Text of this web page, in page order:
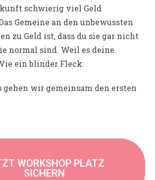
schwierig viel Geld
Gemeine an den unbewussten
zu Geld ist, dass du sie gar nicht
normal sind. Weil es deine
ein blinder Fleck.
gehen wir gemeinsam den ersten
WORKSHOP PLATZ
SICHERN